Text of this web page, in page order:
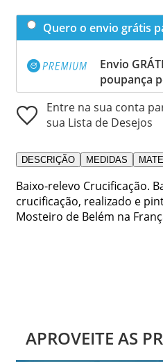
Quero o envio grátis
Envio
poupança
Entre na sua conta
sua Lista de Desejos
DESCRIÇÃO MEDIDAS
Baixo-relevo Crucificação.
crucificação, realizado e
Mosteiro de Belém na
APROVEITE AS